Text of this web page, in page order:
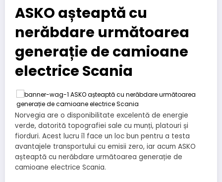
ASKO așteaptă cu
nerăbdare următoarea
generație de camioane
electrice Scania
Norvegia are o disponibilitate excelentă de energie
verde, datorită topografiei sale cu munți, platouri și
fiorduri. Acest lucru îl face un loc bun pentru a testa
avantajele transportului cu emisii zero, iar acum ASKO
așteaptă cu nerăbdare următoarea generație de
camioane electrice Scania.